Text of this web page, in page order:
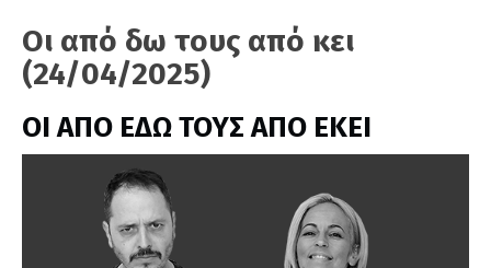
Οι από δω τους από κει
(24/04/2025)
ΟΙ ΑΠΟ ΕΔΩ ΤΟΥΣ ΑΠΟ ΕΚΕΙ